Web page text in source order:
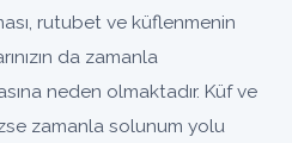
rutubet ve küflenmenin
da zamanla
neden olmaktadır. Küf ve
zamanla solunum yolu